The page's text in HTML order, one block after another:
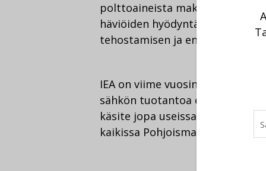
polttoaineista maksetaan
häviöiden hyödyntämistä
tehostamisen ja
IEA on viime vuosina
sähkön tuotantoa eri puolilla
käsite jopa useissa Euroopan
kaikissa Pohjoismaissa, Puolassa